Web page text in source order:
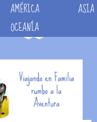
AMÉRICA
ASIA
OCEANÍA